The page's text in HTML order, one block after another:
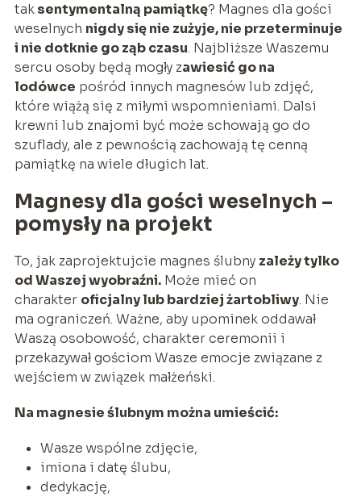
taksentymentalną pamiątkę? Magnes dla gości
weselnych nigdy się nie zużyje, nie przeterminuje
i nie dotknie go ząb czasu. Najbliższe Waszemu
sercu osoby będą mogły zawiesić go na
lodówce pośród innych magnesów lub zdjęć,
które wiążą się z miłymi wspomnieniami. Dalsi
krewni lub znajomi być może schowają go do
szuflady, ale z pewnością zachowają tę cenną
pamiątkę na wiele długich lat.
Magnesy dla gości weselnych –
pomysły na projekt
To, jak zaprojektujcie magnes ślubny zależy tylko
od Waszejwyobraźni.Może mieć on
charakter oficjalny lub bardziej żartobliwy. Nie
ma ograniczeń. Ważne, aby upominek oddawał
Waszą osobowość, charakter ceremonii i
przekazywał gościom Wasze emocje związane z
wejściem w związek małżeński.
Na magnesie ślubnym można umieścić:
Wasze wspólne zdjęcie,
imiona i datę ślubu,
dedykację,